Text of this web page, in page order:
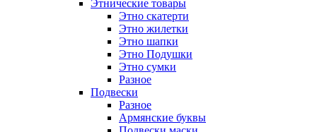
Этнические товары
Этно скатерти
Этно жилетки
Этно шапки
Этно Подушки
Этно сумки
Разное
Подвески
Разное
Армянские буквы